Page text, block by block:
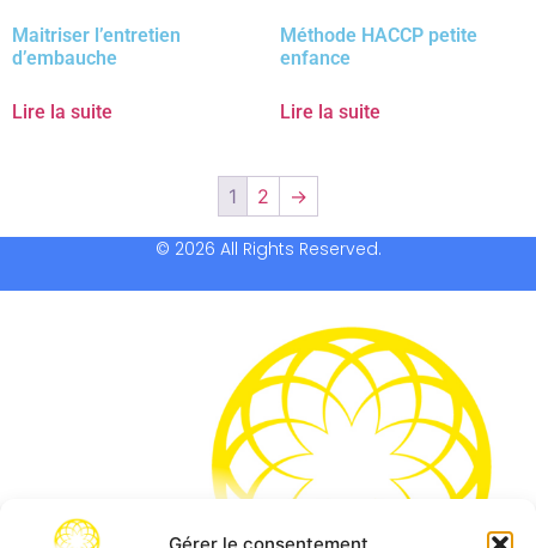
Maitriser l’entretien
d’embauche
Lire la suite
Méthode HACCP petite
enfance
Lire la suite
1 2 →
© 2026 All Rights Reserved.